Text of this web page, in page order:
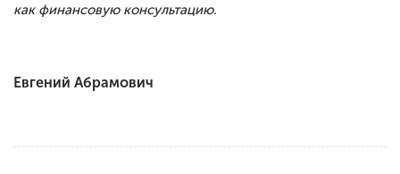
как финансовую консультацию.
Евгений Абрамович